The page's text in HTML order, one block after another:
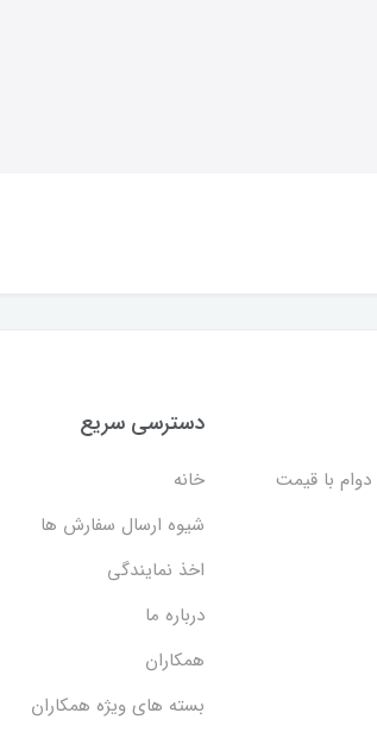
با قیمت
دسترسی سریع
خانه
شیوه ارسال سفارش ها
اخذ نمایندگی
درباره ما
همکاران
بسته های ویژه همکاران